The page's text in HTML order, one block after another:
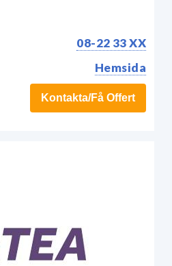
08-22 33 XX
Hemsida
Kontakta/Få Offert